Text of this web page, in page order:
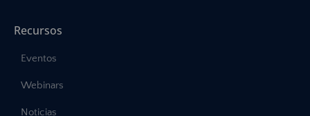
Recursos
Eventos
Webinars
Noticias